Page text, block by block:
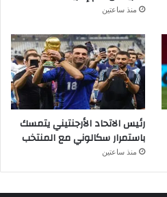
منذ ساعتين
رئيس الاتحاد الأرجنتيني يتمسك
باستمرار سكالوني مع المنتخب
منذ ساعتين